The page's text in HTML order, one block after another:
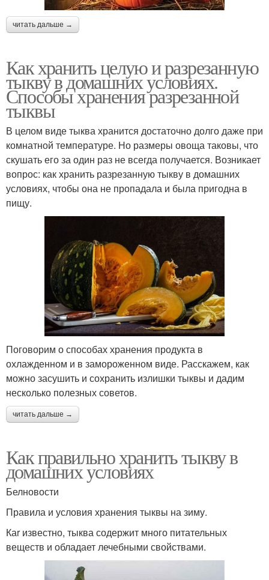
читать дальше →
Как хранить целую и разрезанную
тыкву в домашних условиях.
Способы хранения разрезанной
тыквы
В целом виде тыква хранится достаточно долго даже при
комнатной температуре. Но размеры овоща таковы, что
скушать его за один раз не всегда получается. Возникает
вопрос: как хранить разрезанную тыкву в домашних
условиях, чтобы она не пропадала и была пригодна в
пищу.
Поговорим о способах хранения продукта в
охлажденном и в замороженном виде. Расскажем, как
можно засушить и сохранить излишки тыквы и дадим
несколько полезных советов.
читать дальше →
Как правильно хранить тыкву в
домашних условиях
Белновости
Правила и условия хранения тыквы на зиму.
Каr известно, тыква содержит много питательных
веществ и обладает лечебными свойствами.